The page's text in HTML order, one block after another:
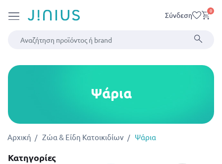
Σύνδεση 0
Ψάρια
Αρχική Ζώα & Είδη Κατοικιδίων Ψάρια
Κατηγορίες